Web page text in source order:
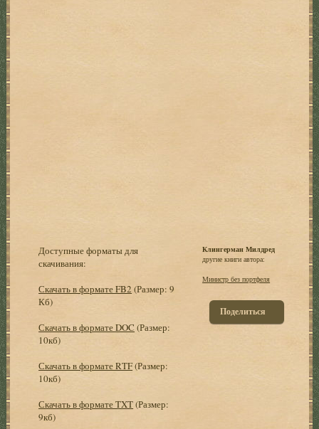
Доступные форматы для
скачивания:
Скачать в формате FB2 (Размер: 9
Кб)
Скачать в формате DOC (Размер:
10кб)
Скачать в формате RTF(Размер:
10кб)
Скачать в формате TXT(Размер:
9кб)
Клингерман Милдред
другие книги автора:
Министр без портфеля
Поделиться